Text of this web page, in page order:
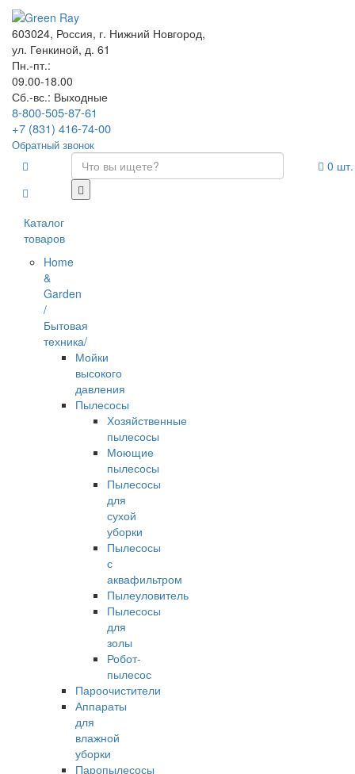
603024, Россия, г. Нижний Новгород,
ул. Генкиной, д. 61
Пн.-пт.:
09.00-18.00
Сб.-вс.: Выходные
8-800-505-87-61
+7 (831) 416-74-00
Обратный звонок
Каталог
товаров
Home
&
Garden
/
Бытовая
техника/
Мойки
высокого
давления
Пылесосы
Хозяйственные
пылесосы
Моющие
пылесосы
Пылесосы
для
сухой
уборки
Пылесосы
с
аквафильтром
Пылеуловитель
Пылесосы
для
золы
Робот-
пылесос
Пароочистители
Аппараты
для
влажной
уборки
Паропылесосы
0